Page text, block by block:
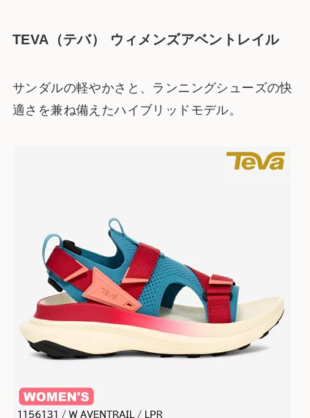
TEVA（テバ） ウィメンズアベントレイル
サンダルの軽やかさと、ランニングシューズの快
適さを兼ね備えたハイブリッドモデル。